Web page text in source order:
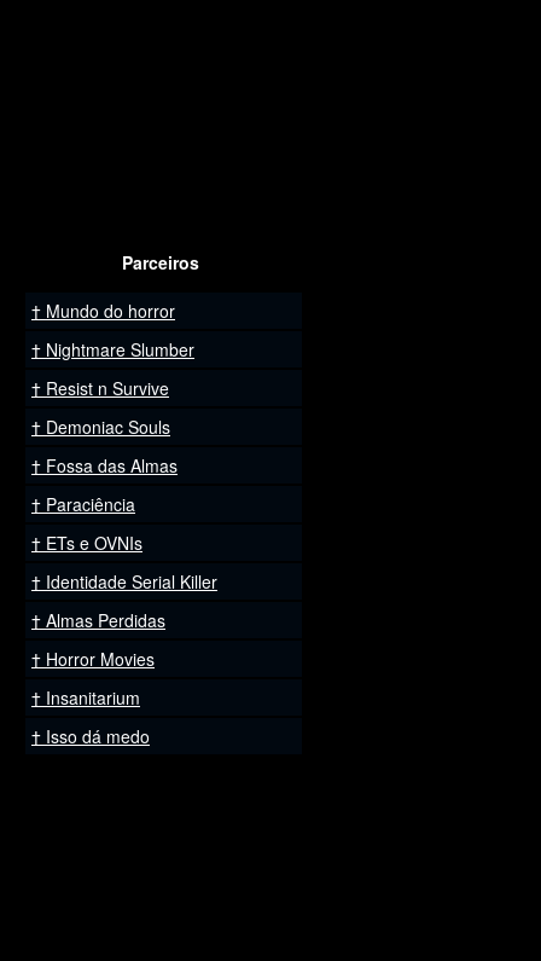
Parceiros
Mundo do horror
Nightmare Slumber
Resist n Survive
Demoniac Souls
Fossa das Almas
Paraciência
ETs e OVNIs
Identidade Serial Killer
Almas Perdidas
Horror Movies
Insanitarium
Isso dá medo